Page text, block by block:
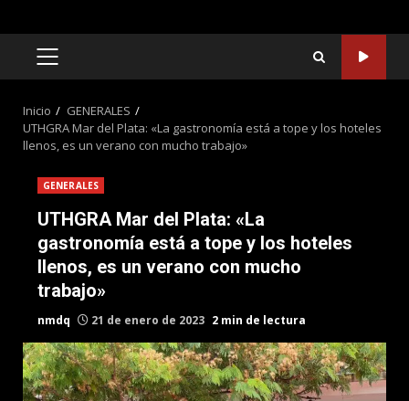
MENÚ
Inicio
GENERALES
UTHGRA Mar del Plata: «La gastronomía está a tope y los hoteles
llenos, es un verano con mucho trabajo»
GENERALES
UTHGRA Mar del Plata: «La
gastronomía está a tope y los hoteles
llenos, es un verano con mucho
trabajo»
nmdq 21 de enero de 2023 2 min de lectura